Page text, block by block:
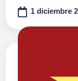
1 diciembre